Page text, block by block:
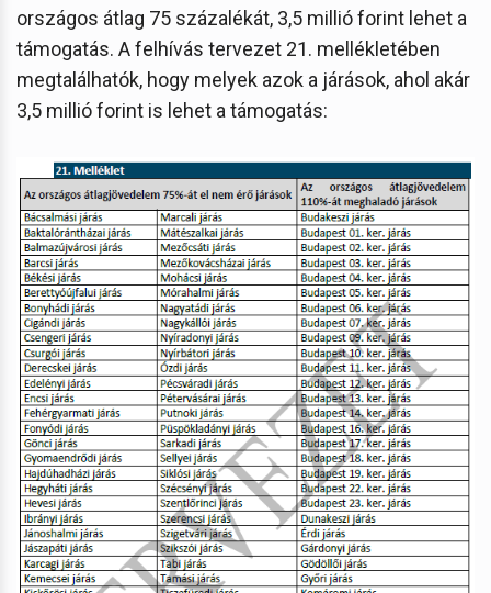
országos átlag 75 százalékát, 3,5 millió forint lehet a
támogatás. A felhívás tervezet 21. mellékletében
megtalálhatók, hogy melyek azok a járások, ahol akár
3,5 millió forint is lehet a támogatás: